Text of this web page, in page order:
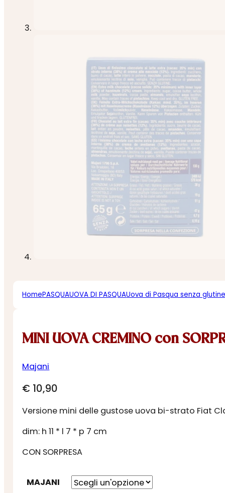
HomePASQUAUOVA DI PASQUAUova di Pasqua senza
MINI UOVA CREMINO con
Majani
€ 10,90
Versione mini delle gustose uova bi-strato Fiat
dim: h 11 * l 7 * p 7 cm
CON SORPRESA
MAJANI